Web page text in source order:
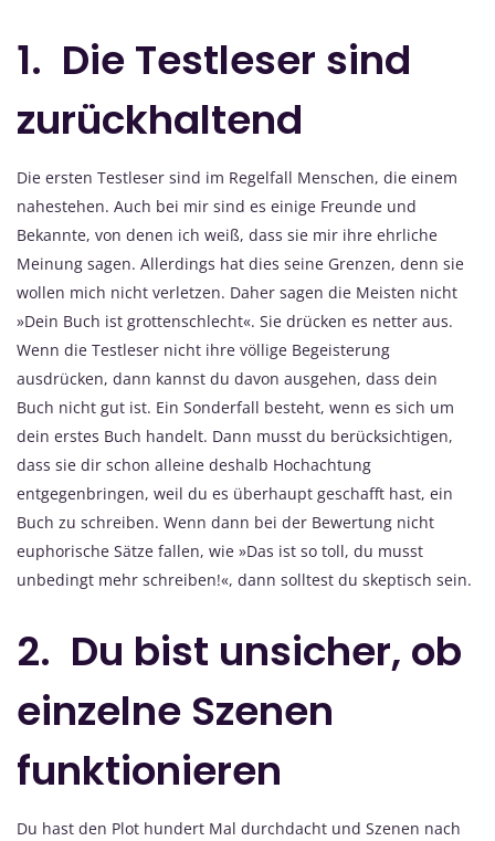
1. Die Testleser sind
zurückhaltend
Die ersten Testleser sind im Regelfall Menschen, die einem
nahestehen. Auch bei mir sind es einige Freunde und
Bekannte, von denen ich weiß, dass sie mir ihre ehrliche
Meinung sagen. Allerdings hat dies seine Grenzen, denn sie
wollen mich nicht verletzen. Daher sagen die Meisten nicht
»Dein Buch ist grottenschlecht«. Sie drücken es netter aus.
Wenn die Testleser nicht ihre völlige Begeisterung
ausdrücken, dann kannst du davon ausgehen, dass dein
Buch nicht gut ist. Ein Sonderfall besteht, wenn es sich um
dein erstes Buch handelt. Dann musst du berücksichtigen,
dass sie dir schon alleine deshalb Hochachtung
entgegenbringen, weil du es überhaupt geschafft hast, ein
Buch zu schreiben. Wenn dann bei der Bewertung nicht
euphorische Sätze fallen, wie »Das ist so toll, du musst
unbedingt mehr schreiben!«, dann solltest du skeptisch sein.
2. Du bist unsicher, ob
einzelne Szenen
funktionieren
Du hast den Plot hundert Mal durchdacht und Szenen nach